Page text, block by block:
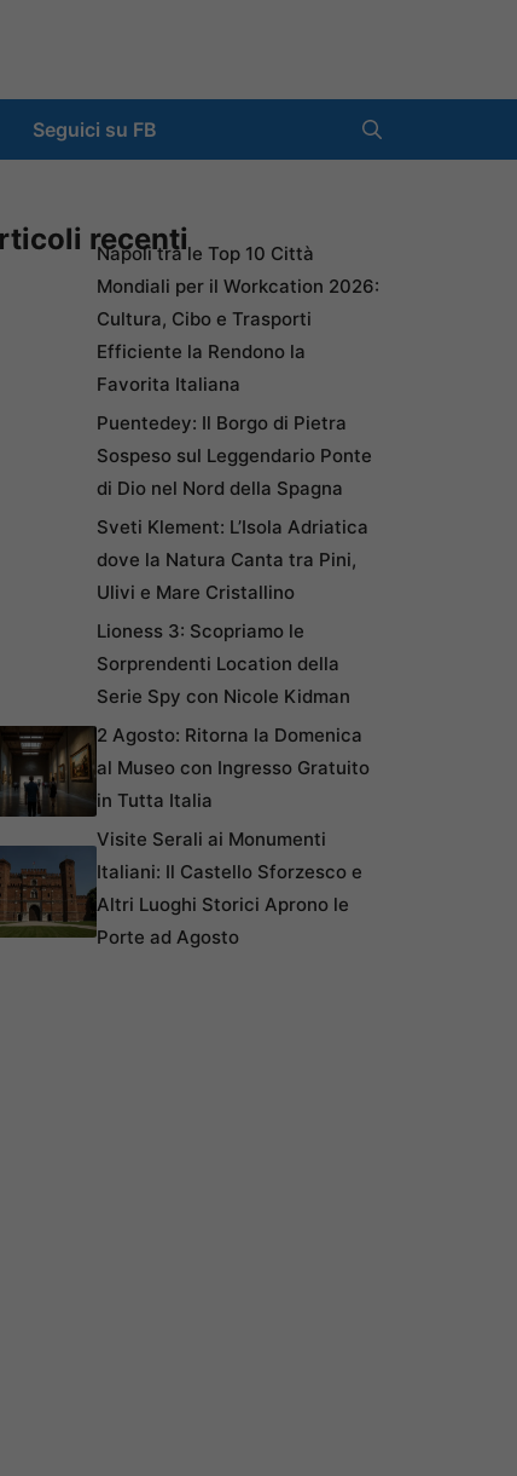
Seguici su FB
recenti
Napoli tra le Top 10 Città
Mondiali per il Workcation 2026:
Cultura, Cibo e Trasporti
Efficiente la Rendono la
Favorita Italiana
Puentedey: Il Borgo di Pietra
Sospeso sul Leggendario Ponte
di Dio nel Nord della Spagna
Sveti Klement: L’Isola Adriatica
dove la Natura Canta tra Pini,
Ulivi e Mare Cristallino
Lioness 3: Scopriamo le
Sorprendenti Location della
Serie Spy con Nicole Kidman
2 Agosto: Ritorna la Domenica
al Museo con Ingresso Gratuito
in Tutta Italia
Visite Serali ai Monumenti
Italiani: Il Castello Sforzesco e
Altri Luoghi Storici Aprono le
Porte ad Agosto